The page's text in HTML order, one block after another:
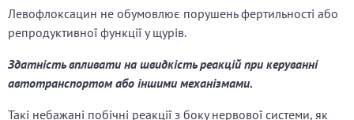
Левофлоксацин не обумовлює порушень фертильності або
репродуктивної функції у щурів.
Здатність впливати на швидкість реакцій при керуванні
автотранспортом або іншими механізмами.
Такі небажані побічні реакції з боку нервової системи, як